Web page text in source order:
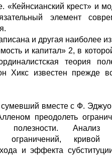
«Кейнсианский крест» и
элемент
и другая наиболее
и капитал» 2, в
теория
Хикс известен прежде
вместе с Ф.
преодолеть
полезности. Анализ
ограничений, кривой
и эффекта